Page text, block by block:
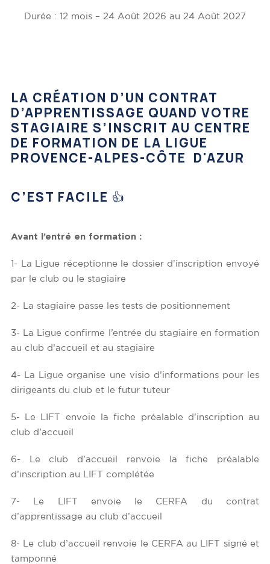
Durée : 12 mois – 24 Août 2026 au 24 Août 2027
LA CRÉATION D’UN CONTRAT
D’APPRENTISSAGE QUAND VOTRE
STAGIAIRE S’INSCRIT AU CENTRE
DE FORMATION DE LA LIGUE
PROVENCE-ALPES-CÔTE D'AZUR
C’EST FACILE 👍
Avant l’entré en formation :
1- La Ligue réceptionne le dossier d’inscription envoyé
par le club ou le stagiaire
2- La stagiaire passe les tests de positionnement
3- La Ligue confirme l’entrée du stagiaire en formation
au club d’accueil et au stagiaire
4- La Ligue organise une visio d’informations pour les
dirigeants du club et le futur tuteur
5- Le LIFT envoie la fiche préalable d’inscription au
club d’accueil
6- Le club d’accueil renvoie la fiche préalable
d’inscription au LIFT complétée
7- Le LIFT envoie le CERFA du contrat
d’apprentissage au club d’accueil
8- Le club d’accueil renvoie le CERFA au LIFT signé et
tamponné